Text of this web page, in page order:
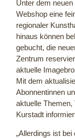
Unter dem
Webshop eine
regionaler
hinaus können
gebucht, die
Zentrum
aktuelle
Mit dem
Abonnentinnen
aktuelle Themen,
Kurstadt
„Allerdings ist